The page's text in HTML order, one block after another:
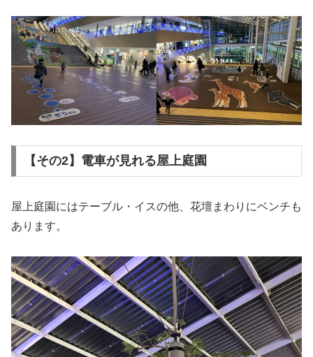
【その2】電車が見れる屋上庭園
屋上庭園にはテーブル・イスの他、花壇まわりにベンチも
あります。